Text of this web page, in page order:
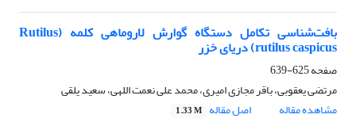
بافت‌شناسی تکامل دستگاه گوارش لاروماهی کلمه (Rutilus
rutilus caspicus) دریای خزر
صفحه625-639
مرتضی یعقوبی، باقر مجازی امیری، محمد علی نعمت اللهی، سعید یلقی
مشاهده مقاله
اصل مقاله 1.33 M